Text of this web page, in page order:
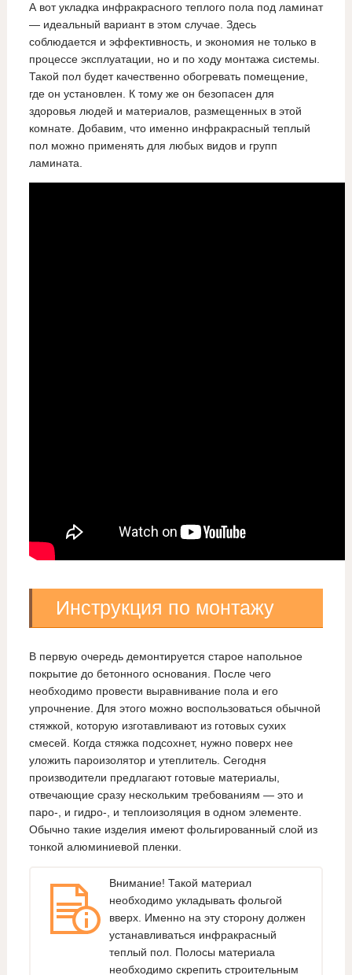
А вот укладка инфракрасного теплого пола под ламинат
— идеальный вариант в этом случае. Здесь
соблюдается и эффективность, и экономия не только в
процессе эксплуатации, но и по ходу монтажа системы.
Такой пол будет качественно обогревать помещение,
где он установлен. К тому же он безопасен для
здоровья людей и материалов, размещенных в этой
комнате. Добавим, что именно инфракрасный теплый
пол можно применять для любых видов и групп
ламината.
Инструкция по монтажу
В первую очередь демонтируется старое напольное
покрытие до бетонного основания. После чего
необходимо провести выравнивание пола и его
упрочнение. Для этого можно воспользоваться обычной
стяжкой, которую изготавливают из готовых сухих
смесей. Когда стяжка подсохнет, нужно поверх нее
уложить пароизолятор и утеплитель. Сегодня
производители предлагают готовые материалы,
отвечающие сразу нескольким требованиям — это и
паро-, и гидро-, и теплоизоляция в одном элементе.
Обычно такие изделия имеют фольгированный слой из
тонкой алюминиевой пленки.
Внимание! Такой материал
необходимо укладывать фольгой
вверх. Именно на эту сторону должен
устанавливаться инфракрасный
теплый пол. Полосы материала
необходимо скрепить строительным